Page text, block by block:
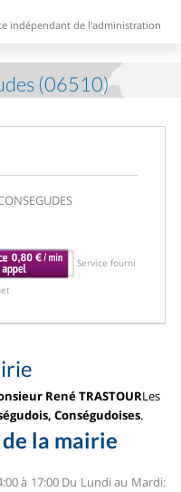
indépendant de l'administration
(06510)
Service fourni
René TRASTOURLes
Conségudoises.
la mairie
à 17:00Du Lundi au Mardi: